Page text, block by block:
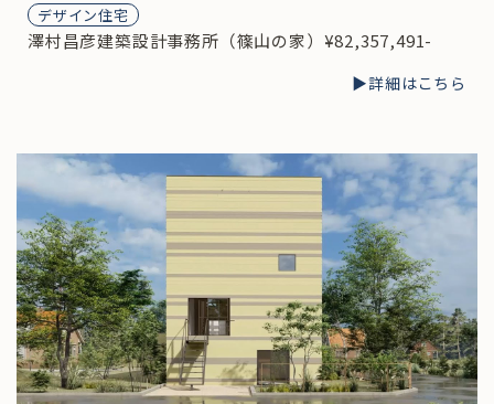
デザイン住宅
澤村昌彦建築設計事務所（篠山の家）¥82,357,491-
▶︎詳細はこちら